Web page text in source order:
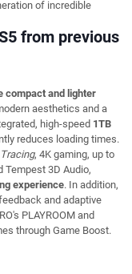
of incredible
from previous
compact and lighter
aesthetics and a
high-speed 1TB
reduces loading times.
, 4K gaming, up to
Tempest 3D Audio,
experience. In addition,
and adaptive
PLAYROOM and
through Game Boost.